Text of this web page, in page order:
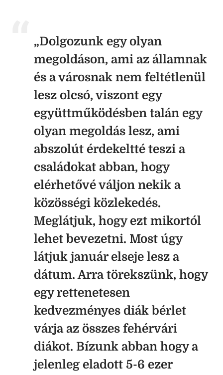
„Dolgozunk egy olyan
megoldáson, ami az államnak
és a városnak nem feltétlenül
lesz olcsó, viszont egy
együttműködésben talán egy
olyan megoldás lesz, ami
abszolút érdekeltté teszi a
családokat abban, hogy
elérhetővé váljon nekik a
közösségi közlekedés.
Meglátjuk, hogy ezt mikortól
lehet bevezetni. Most úgy
látjuk január elseje lesz a
dátum. Arra törekszünk, hogy
egy rettenetesen
kedvezményes diák bérlet
várja az összes fehérvári
diákot. Bízunk abban hogy a
jelenleg eladott 5-6 ezer